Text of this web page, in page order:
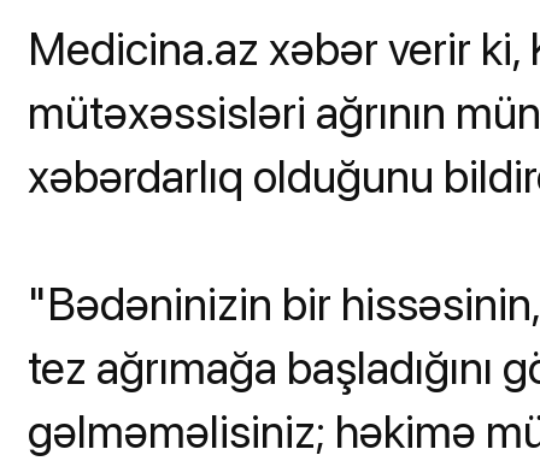
Medicina.az xəbər verir ki,
mütəxəssisləri ağrının
xəbərdarlıq olduğunu
"Bədəninizin bir
tez ağrımağa
gəlməməlisiniz; həkimə